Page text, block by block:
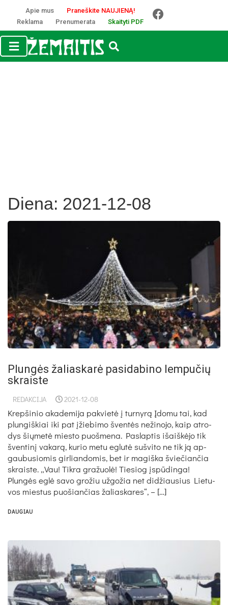
Apie mus
Praneškite NAUJIENĄ!
Reklama
Prenumerata Skaityti PDF
Diena: 2021-12-08
Plungės žaliaskarė pasidabino lempučių
skraiste
REDAKCIJA 2021-12-08
Krepšinio akademija pakvietė į turnyrą Įdo­mu tai, kad
plun­giš­kiai iki pat įžie­bi­mo šventės ne­ži­no­jo, kaip at­ro­
dys šių­metė mies­to puoš­me­na. Pas­lap­tis išaiškė­jo tik
šven­tinį va­karą, ku­rio me­tu eg­lutė su­švi­to ne tik ją ap­
gau­bu­sio­mis gir­lian­do­mis, bet ir ma­giš­ka švie­čian­čia
skrais­te. „Vau! Tik­ra gra­žuolė! Tie­siog įspūdin­ga!
Plungės eglė sa­vo gro­žiu už­go­žia net did­žiau­sius Lie­tu­
vos mies­tus puo­šian­čias ža­lias­ka­res“, – […]
DAUGIAU